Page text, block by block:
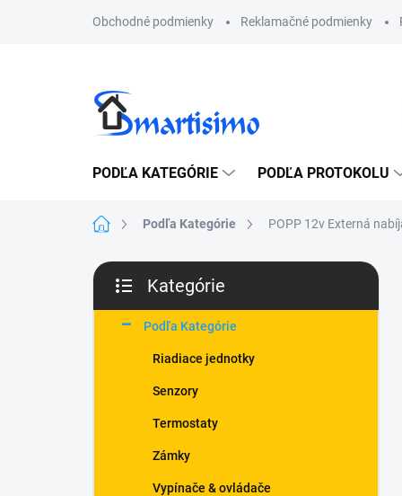
Obchodné podmienky Reklamačné podmienky
PODĽA KATEGÓRIE PODĽA PROTOKOLU
DomovPodľa Kategórie POPP 12v Externá
B
č
kategórie
Kategórie
Podľa Kategórie
Riadiace jednotky
Senzory
Termostaty
Zámky
Vypínače & ovládače